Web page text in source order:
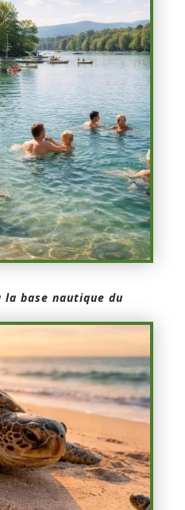
la base nautique du